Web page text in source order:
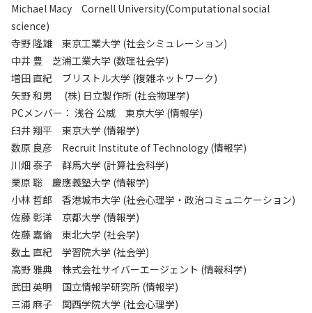
Michael Macy Cornell University(Computational social
science)
寺野 隆雄 東京工業大学 (社会シミュレーション)
中井 豊 芝浦工業大学 (数理社会学)
増田 直紀 ブリストル大学 (複雑ネットワーク)
矢野 和男 (株) 日立製作所 (社会物理学)
PCメンバー： 浅谷 公威 東京大学 (情報学)
臼井 翔平 東京大学 (情報学)
数原 良彦 Recruit Institute of Technology (情報学)
川畑 泰子 群馬大学 (計算社会科学)
栗原 聡 慶應義塾大学 (情報学)
小林 哲郎 香港城市大学 (社会心理学・政治コミュニケーション)
佐藤 彰洋 京都大学 (情報学)
佐藤 嘉倫 東北大学 (社会学)
数土 直紀 学習院大学 (社会学)
高野 雅典 株式会社サイバーエージェント (情報科学)
武田 英明 国立情報学研究所 (情報学)
三浦 麻子 関西学院大学 (社会心理学)